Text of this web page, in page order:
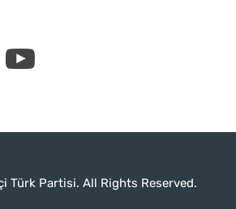
Türk Partisi. All Rights Reserved.